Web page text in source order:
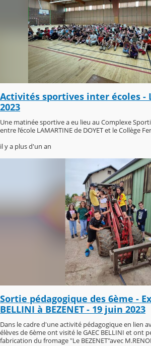
Activités sportives inter écoles -
2023
Une matinée sportive a eu lieu au Complexe
entre l’école LAMARTINE de DOYET et le Collège
il y a plus d'un an
Sortie pédagogique des 6ème -
BELLINI à BEZENET - 19 juin 2023
Dans le cadre d'une activité pédagogique en lien
élèves de 6ème ont visité le GAEC BELLINI et ont
fabrication du fromage "Le BEZENET"avec